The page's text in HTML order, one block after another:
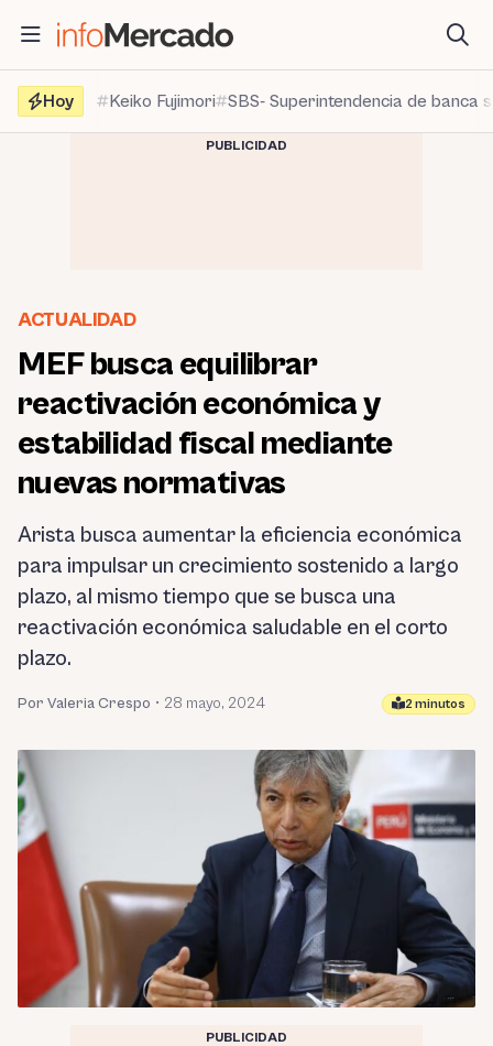
contenido
Hoy
Keiko Fujimori SBS- Superintendencia de banca
PUBLICIDAD
ACTUALIDAD
MEF busca equilibrar
reactivación económica y
estabilidad fiscal mediante
nuevas normativas
Arista busca aumentar la eficiencia económica
para impulsar un crecimiento sostenido a largo
plazo, al mismo tiempo que se busca una
reactivación económica saludable en el corto
plazo.
Por Valeria Crespo • 28 mayo, 2024 2 minutos
PUBLICIDAD